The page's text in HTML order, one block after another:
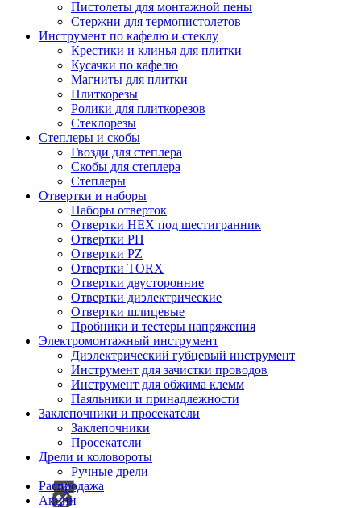
Пистолеты для монтажной пены
Стержни для термопистолетов
Инструмент по кафелю и стеклу
Крестики и клинья для плитки
Кусачки по кафелю
Магниты для плитки
Плиткорезы
Ролики для плиткорезов
Стеклорезы
Степлеры и скобы
Гвозди для степлера
Скобы для степлера
Степлеры
Отвертки и наборы
Наборы отверток
Отвертки HEX под шестигранник
Отвертки PH
Отвертки PZ
Отвертки TORX
Отвертки двусторонние
Отвертки диэлектрические
Отвертки шлицевые
Пробники и тестеры напряжения
Электромонтажный инструмент
Диэлектрический губцевый инструмент
Инструмент для зачистки проводов
Инструмент для обжима клемм
Паяльники и принадлежности
Заклепочники и просекатели
Заклепочники
Просекатели
Дрели и коловороты
Ручные дрели
Распродажа
Акции